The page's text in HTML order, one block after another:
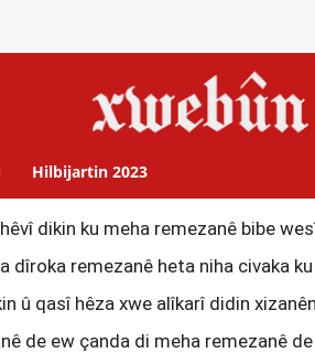
Hilbijartin 2023
dikin ku meha remezanê bibe
dîroka remezanê heta niha civaka
û qasî hêza xwe alîkarî didin
de ew çanda di meha remezanê